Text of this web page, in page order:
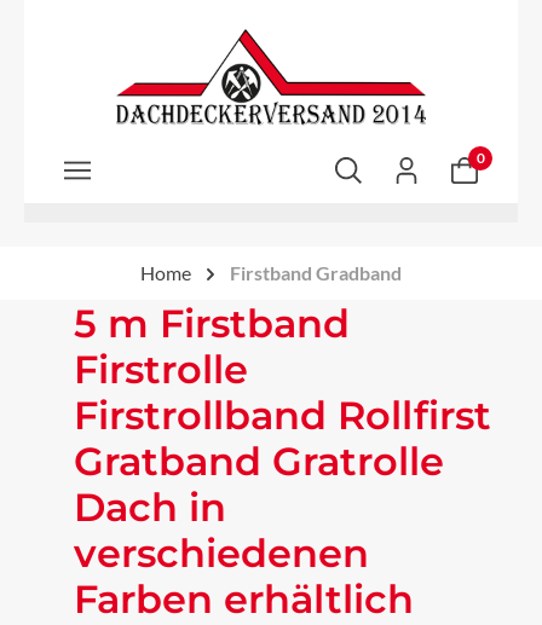
Zum Hauptinhalt springen
0
Home Firstband Gradband
5 m Firstband
Firstrolle
Firstrollband Rollfirst
Gratband Gratrolle
Dach in
verschiedenen
Farben erhältlich